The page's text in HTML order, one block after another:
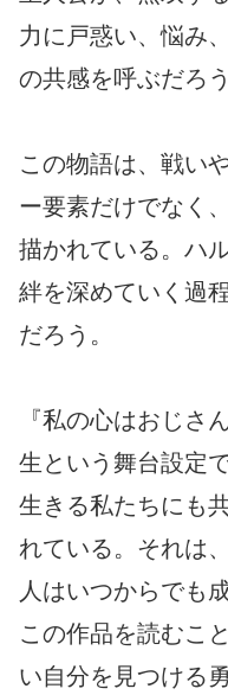
力に戸惑い、悩み
の共感を呼ぶだろう
この物語は、戦い
ー要素だけでなく
描かれている。ハ
絆を深めていく過
だろう。
『私の心はおじさ
生という舞台設定
生きる私たちにも
れている。それは
人はいつからでも
この作品を読むこ
い自分を見つける